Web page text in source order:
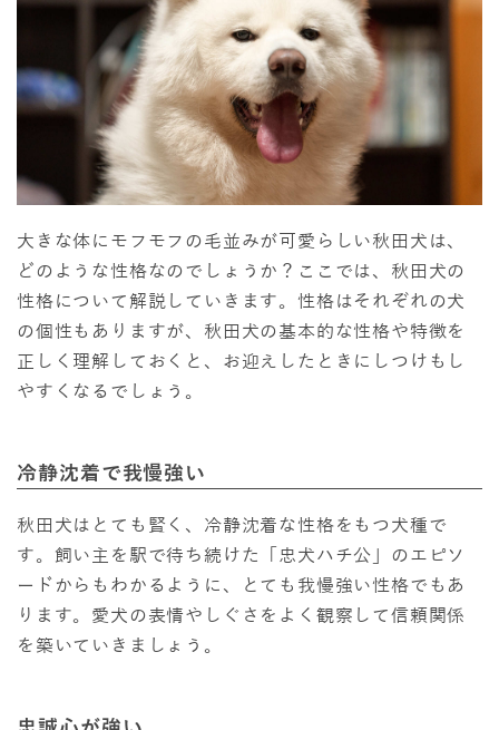
大きな体にモフモフの毛並みが可愛らしい秋田犬は、
どのような性格なのでしょうか？ここでは、秋田犬の
性格について解説していきます。性格はそれぞれの犬
の個性もありますが、秋田犬の基本的な性格や特徴を
正しく理解しておくと、お迎えしたときにしつけもし
やすくなるでしょう。
冷静沈着で我慢強い
秋田犬はとても賢く、冷静沈着な性格をもつ犬種で
す。飼い主を駅で待ち続けた「忠犬ハチ公」のエピソ
ードからもわかるように、とても我慢強い性格でもあ
ります。愛犬の表情やしぐさをよく観察して信頼関係
を築いていきましょう。